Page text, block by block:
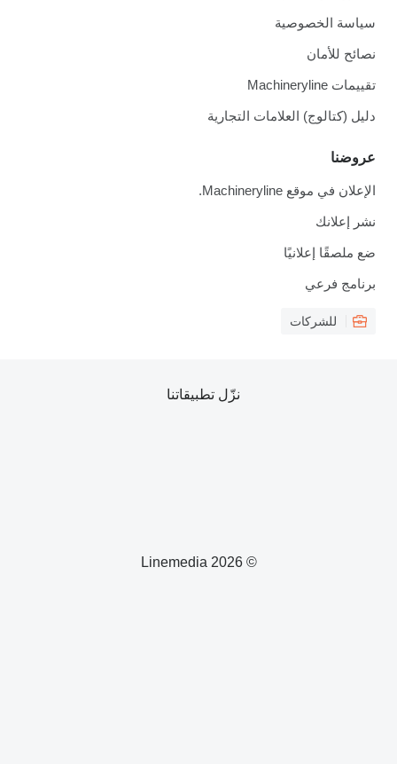
سياسة الخصوصية
نصائح للأمان
تقييمات Machineryline
دليل (كتالوج) العلامات التجارية
عروضنا
الإعلان في موقع Machineryline.
نشر إعلانك
ضع ملصقًا إعلانيًا
برنامج فرعي
للشركات
© 2026 Linemedia
نزّل تطبيقاتنا